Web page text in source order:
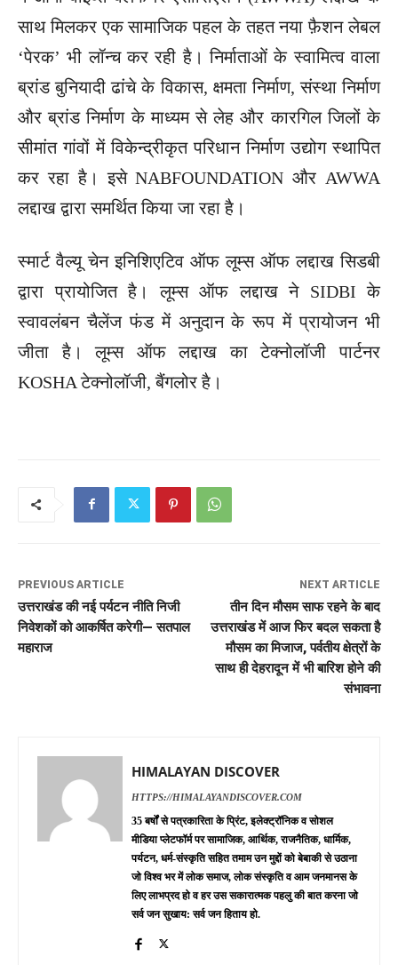
साथ मिलकर एक सामाजिक पहल के तहत नया फ़ैशन लेबल
‘पेरक’ भी लॉन्च कर रही है। निर्माताओं के स्वामित्व वाला
ब्रांड बुनियादी ढांचे के विकास, क्षमता निर्माण, संस्था निर्माण
और ब्रांड निर्माण के माध्यम से लेह और कारगिल जिलों के
सीमांत गांवों में विकेन्द्रीकृत परिधान निर्माण उद्योग स्थापित
कर रहा है। इसे NABFOUNDATION और AWWA
लद्दाख द्वारा समर्थित किया जा रहा है।
स्मार्ट वैल्यू चेन इनिशिएटिव ऑफ लूम्स ऑफ लद्दाख सिडबी
द्वारा प्रायोजित है। लूम्स ऑफ लद्दाख ने SIDBI के
स्वावलंबन चैलेंज फंड में अनुदान के रूप में प्रायोजन भी
जीता है। लूम्स ऑफ लद्दाख का टेक्नोलॉजी पार्टनर
KOSHA टेक्नोलॉजी, बैंगलोर है।
PREVIOUS ARTICLE
उत्तराखंड की नई पर्यटन नीति निजी
निवेशकों को आकर्षित करेगी— सतपाल
महाराज
NEXT ARTICLE
तीन दिन मौसम साफ रहने के बाद
उत्तराखंड में आज फिर बदल सकता है
मौसम का मिजाज, पर्वतीय क्षेत्रों के
साथ ही देहरादून में भी बारिश होने की
संभावना
HIMALAYAN DISCOVER
HTTPS://HIMALAYANDISCOVER.COM
35 बर्षों से पत्रकारिता के प्रिंट, इलेक्ट्रॉनिक व सोशल
मीडिया प्लेटफॉर्म पर सामाजिक, आर्थिक, राजनैतिक, धार्मिक,
पर्यटन, धर्म-संस्कृति सहित तमाम उन मुद्दों को बेबाकी से उठाना
जो विश्व भर में लोक समाज, लोक संस्कृति व आम जनमानस के
लिए लाभप्रद हो व हर उस सकारात्मक पहलु की बात करना जो
सर्व जन सुखाय: सर्व जन हिताय हो.